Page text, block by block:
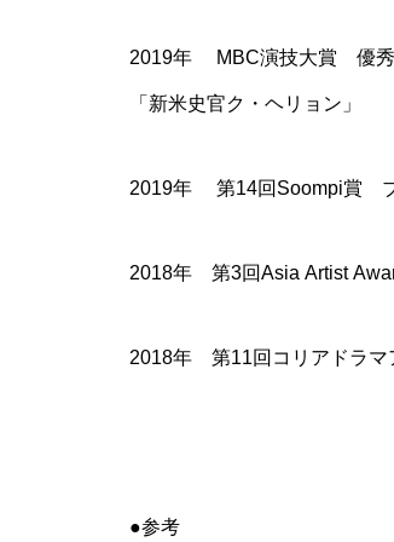
2019年 MBC演技大賞 優秀
「新米史官ク・ヘリョン」
2019年 第14回Soompi賞 ブ
2018年 第3回Asia Artist
2018年 第11回コリアドラマ
●参考